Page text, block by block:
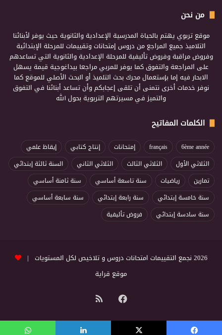
من نحن
موقع تربوي يهتم بالحياة المدرسية الإعدادية والثانوية حيث يوفر لأبنائنا
التلاميذ جميع المراجع من دروس إمتحانات وتقييمات للمرحلة الإبتدائية
وفروض مراقبة وفروض تأليفية للمرحلة الإعدادية والثانوية التي تساعدهم
على المراجعة والتفوق كما يوفر للمربي مراجعا بيداغوجية قيمة يسهل
الابحار فيه إما بإستعمال محرك بحث التلميذ أو البحث الأصلي للموقع كما
نوفر خدمات أخرى نتمنى أن تلقى إعجابكم وأن تساعد أبنائنا في التفوق
والتميز في مسيرتهم التربوية بحول الله
الكلمات المفاتيح
6ème année
français إمتحانات إنتاج كتابي
إيقاظ علمي
الثلاثي الأول
الثلاثي الثالث الثلاثي الثاني
السنة ثالثة إبتدائي
تمارين
رياضيات سنة تاسعة أساسي
سنة ثامنة أساسي
سنة خامسة إبتدائي
سنة رابعة إبتدائي
سنة سابعة أساسي
سنة سادسة إبتدائي
فروض تأليفية
2026 نجمع التقييمات امتحانات دروس و تلاخيص لكل المستويات |
موقع قراية
فيسبوك
الموقع